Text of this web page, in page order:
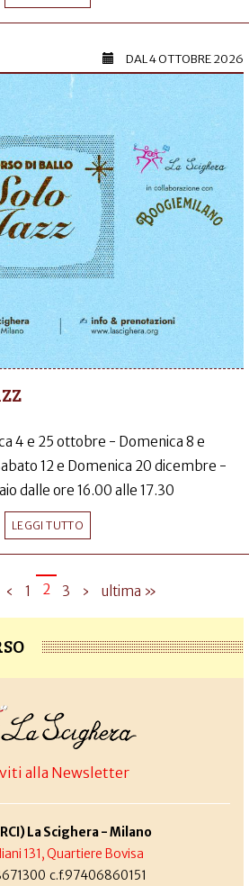
DAL4 OTTOBRE 2026
4 e 25 ottobre - Domenica 8 e
12 e Domenica 20 dicembre -
dalle ore 16.00 alle 17.30
LEGGI TUTTO
‹ 1 2 3 › ultima »
alla Newsletter
La Scighera - Milano
131, Quartiere Bovisa
c.f.97406860151